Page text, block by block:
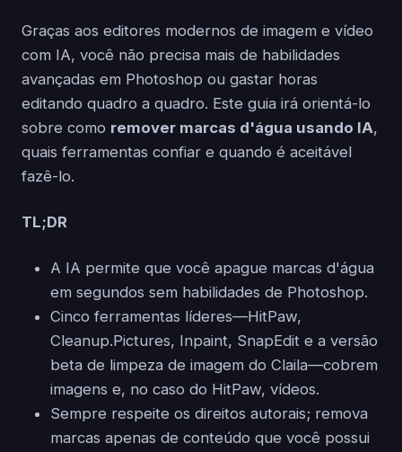
Graças aos editores modernos de imagem e vídeo
com IA, você não precisa mais de habilidades
avançadas em Photoshop ou gastar horas
editando quadro a quadro. Este guia irá orientá-lo
sobre como remover marcas d'água usando IA,
quais ferramentas confiar e quando é aceitável
fazê-lo.
TL;DR
A IA permite que você apague marcas d'água
em segundos sem habilidades de Photoshop.
Cinco ferramentas líderes—HitPaw,
Cleanup.Pictures, Inpaint, SnapEdit e a versão
beta de limpeza de imagem do Claila—cobrem
imagens e, no caso do HitPaw, vídeos.
Sempre respeite os direitos autorais; remova
marcas apenas de conteúdo que você possui